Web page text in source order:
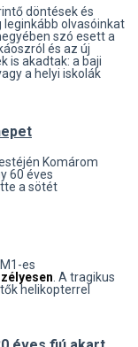
döntések és
olvasóinkat
szó esett a
és az új
is akadtak: a baji
a helyi iskolák
Komárom
60 éves
a sötét
es
. A tragikus
helikopterrel